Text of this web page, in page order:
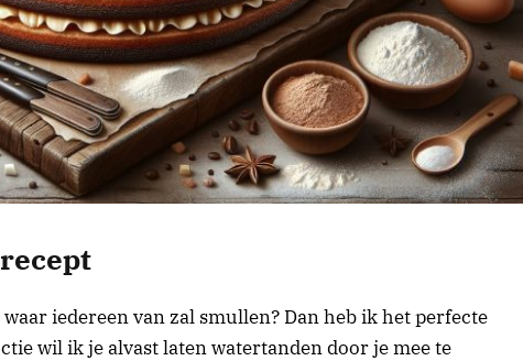
iedereen van zal smullen? Dan heb ik het perfecte
wil ik je alvast laten watertanden door je mee te